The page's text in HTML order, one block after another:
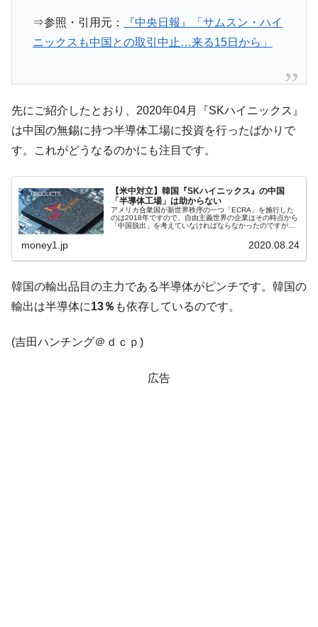
『Money1』
【対日本円】ウォン安が急進！ 日米の協調
に韓国がいっちょがみしたのでは。
は韓国で『BYD』車は売れている。6カ月で対前年同期比
1.9倍！
『Money1』
在韓米国大使スティールが着韓！⇒ さっそ
く空港に詰めかけ「出て行け！」「極右勢力」のプラカー
ータセンター整備」⇒ だから無理だってば。
『Money1』
JPモルガン「韓国レバレッジETFの清算は
ほぼ終わった」
『Money1』
韓国『国民年金公団』株価暴落で200兆蒸
発。
『Money1』
韓国政府「ニセＫ-ブランドを通報しようキ
ャンペーン」⇒ あの名物教授も登場！
ぎ」では。
⇒参照・引用元：
『中央日報』「サムスン・ハイ
ニックスも中国との取引中止…来る15日から」
先にご紹介したとおり、2020年04月『SKハイニックス』
は中国の無錫に持つ半導体工場に投資を行ったばかりで
す。これがどうなるのかにも注目です。
【米中対立】韓国『SKハイニックス』の中国
「半導体工場」は助からない
アメリカ合衆国が新世界秩序の一つ「ECRA」を施行した
のは2018年ですので、自由主義世界の企業はその時点から
「中国脱出」を考えていなければならなかったのですが、
money1.jp 2020.08.24
韓国の輸出品目の主力である半導体がピンチです。韓国の
輸出は半導体に13％ も依存しているのです。
(吉田ハンチング＠ｄｃｐ)
広告